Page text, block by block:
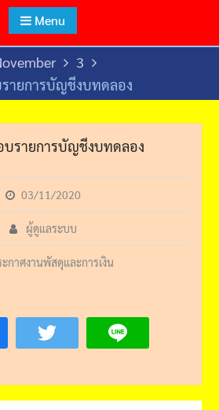
Menu
3
ายการบัญชีงบทดลอง
บรายการบัญชีงบทดลอง
03/11/2020
ผู้ดูแลระบบ
กาศงานพัสดุและการเงิน